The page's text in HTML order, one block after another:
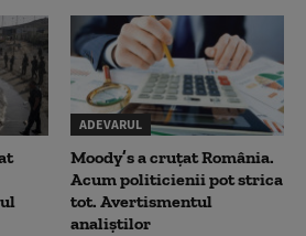
ADEVARUL
Moody’s a cruțat România.
Acum politicienii pot strica
tot. Avertismentul
analiștilor